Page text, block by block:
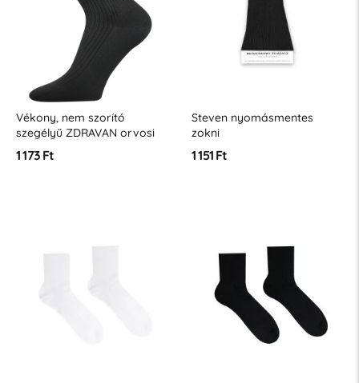
Vékony, nem szorító
szegélyű ZDRAVAN orvosi
zokni 100% pamutból
1 173 Ft
Steven nyomásmentes
zokni
1 151 Ft